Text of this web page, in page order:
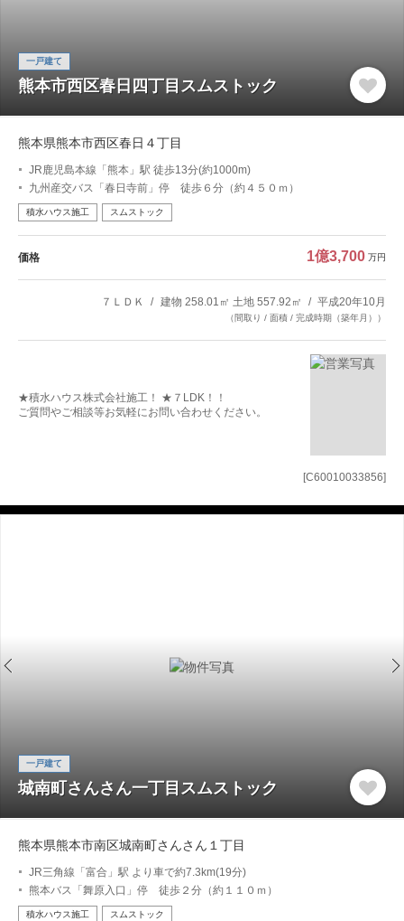
[C60010033856]
一戸建て
熊本市西区春日四丁目スムストック
熊本県熊本市西区春日４丁目
JR鹿児島本線「熊本」駅 徒歩13分(約1000m)
九州産交バス「春日寺前」停 徒歩６分（約４５０ｍ）
積水ハウス施工 スムストック
価格 1億3,700 万円
７ＬＤＫ 建物 258.01㎡ 土地 557.92㎡ 平成20年10月
（間取り / 面積 / 完成時期（築年月））
★積水ハウス株式会社施工！ ★７LDK！！
ご質問やご相談等お気軽にお問い合わせください。
一戸建て
城南町さんさん一丁目スムストック
熊本県熊本市南区城南町さんさん１丁目
JR三角線「富合」駅 より車で約7.3km(19分)
熊本バス「舞原入口」停 徒歩２分（約１１０ｍ）
積水ハウス施工 スムストック